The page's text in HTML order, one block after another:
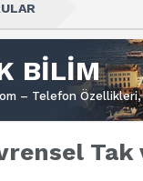
BİLİM
– Telefon
Tak